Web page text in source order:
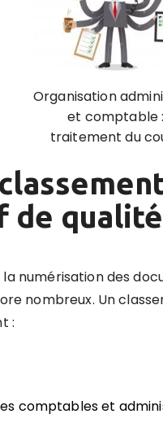
Organisation
et comptable
traitement du
de qualité
la numérisation des
nombreux. Un
:
comptables et